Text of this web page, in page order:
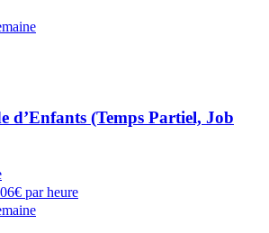
d’Enfants (Temps Partiel, Job
par heure